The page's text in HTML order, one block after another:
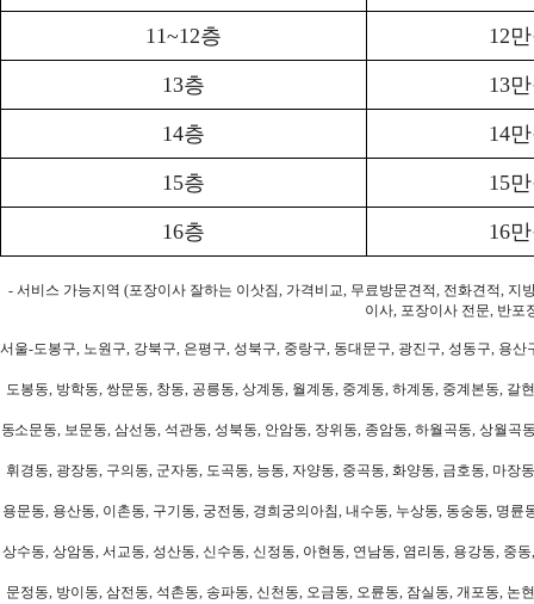
11~12층 12
13층 13
14층 14
15층 15
16층 16
- 서비스 가능지역 (포장이사 잘하는 이삿짐, 가격비교, 무료방문견적, 전화견적,
이사, 포장이사 전문, 반포
서울-도봉구, 노원구, 강북구, 은평구, 성북구, 중랑구, 동대문구, 광진구, 성동구, 용
도봉동, 방학동, 쌍문동, 창동, 공릉동, 상계동, 월계동, 중계동, 하계동, 중계본동,
동소문동, 보문동, 삼선동, 석관동, 성북동, 안암동, 장위동, 종암동, 하월곡동, 상월
휘경동, 광장동, 구의동, 군자동, 도곡동, 능동, 자양동, 중곡동, 화양동, 금호동, 마
용문동, 용산동, 이촌동, 구기동, 궁전동, 경희궁의아침, 내수동, 누상동, 동숭동, 명
상수동, 상암동, 서교동, 성산동, 신수동, 신정동, 아현동, 연남동, 염리동, 용강동, 중
문정동, 방이동, 삼전동, 석촌동, 송파동, 신천동, 오금동, 오륜동, 잠실동, 개포동,